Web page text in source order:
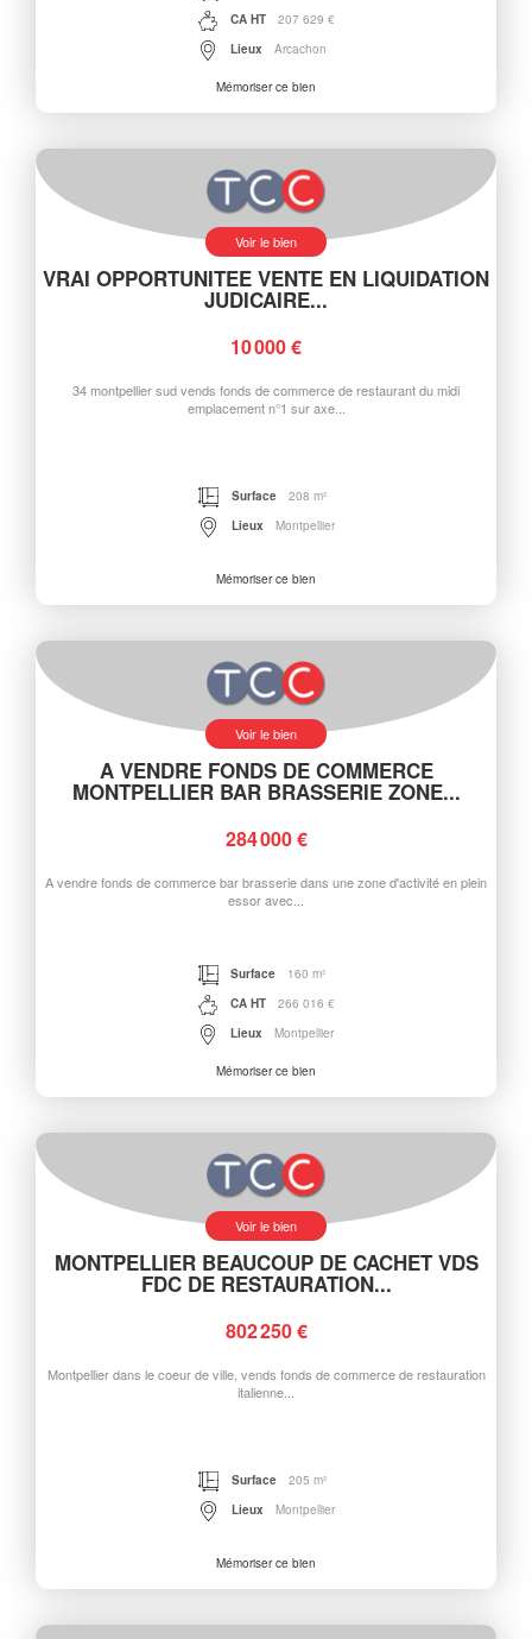
CA HT
207 629 €
Lieux
Arcachon
Mémoriser ce bien
Voir le bien
VRAI OPPORTUNITEE VENTE EN LIQUIDATION
JUDICAIRE...
10 000 €
34 montpellier sud vends fonds de commerce de restaurant du midi
emplacement n°1 sur axe...
Surface
208 m²
Lieux
Montpellier
Mémoriser ce bien
Voir le bien
A VENDRE FONDS DE COMMERCE
MONTPELLIER BAR BRASSERIE ZONE...
284 000 €
A vendre fonds de commerce bar brasserie dans une zone d'activité en plein
essor avec...
Surface
160 m²
CA HT
266 016 €
Lieux
Montpellier
Mémoriser ce bien
Voir le bien
MONTPELLIER BEAUCOUP DE CACHET VDS
FDC DE RESTAURATION...
802 250 €
Montpellier dans le coeur de ville, vends fonds de commerce de restauration
italienne...
Surface
205 m²
Lieux
Montpellier
Mémoriser ce bien